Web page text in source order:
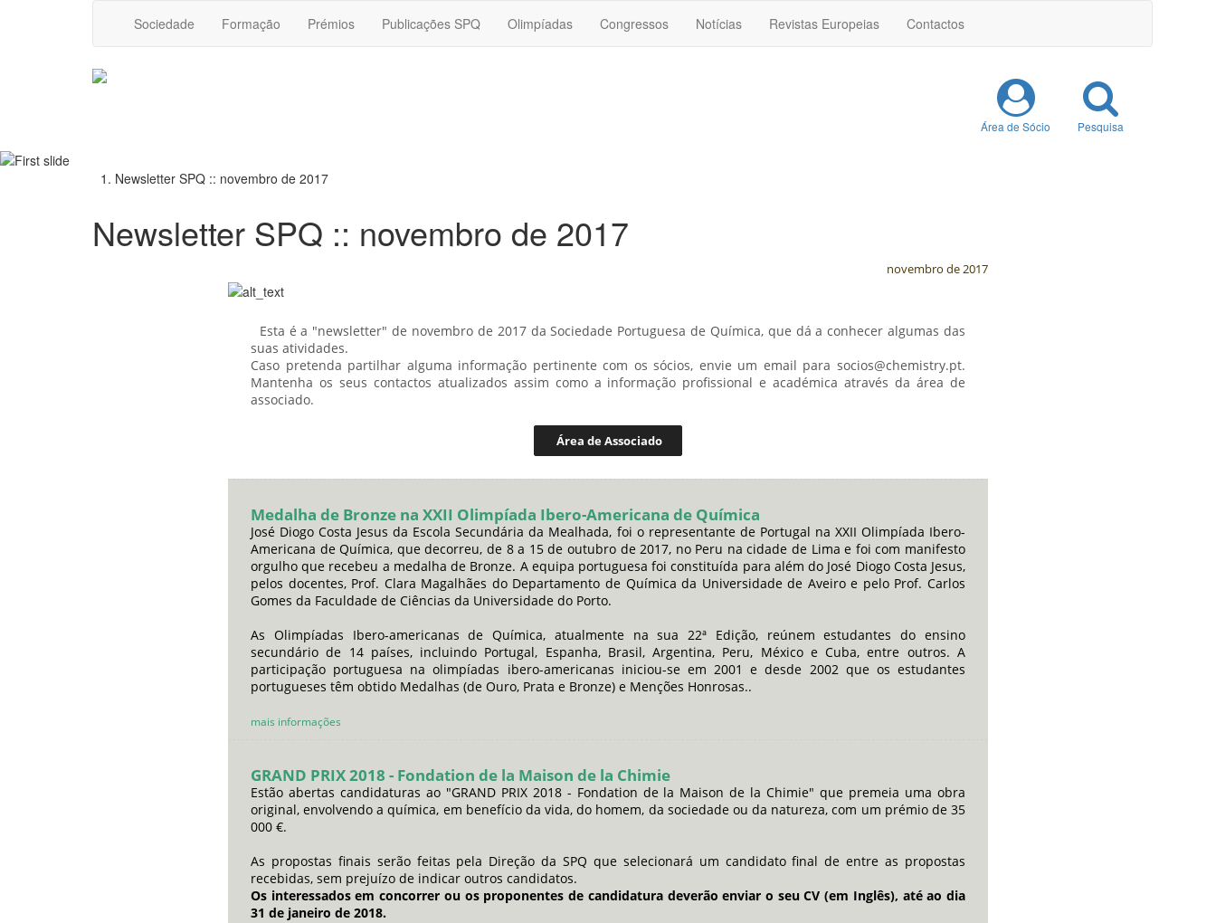
Sociedade Formação Prémios Publicações SPQ Olimpíadas Congressos Notícias Revistas Europeias Contactos
Área de Sócio Pesquisa
Newsletter SPQ :: novembro de 2017
Newsletter SPQ :: novembro de 2017
novembro de 2017
Esta é a "newsletter" de novembro de 2017 da Sociedade Portuguesa de Química, que dá a conhecer algumas das
suas atividades.
Caso pretenda partilhar alguma informação pertinente com os sócios, envie um email para socios@chemistry.pt.
Mantenha os seus contactos atualizados assim como a informação profissional e académica através da área de
associado.
Área de Associado
Medalha de Bronze na XXII Olimpíada Ibero-Americana de Química
José Diogo Costa Jesus da Escola Secundária da Mealhada, foi o representante de Portugal na XXII Olimpíada Ibero-
Americana de Química, que decorreu, de 8 a 15 de outubro de 2017, no Peru na cidade de Lima e foi com manifesto
orgulho que recebeu a medalha de Bronze. A equipa portuguesa foi constituída para além do José Diogo Costa Jesus,
pelos docentes, Prof. Clara Magalhães do Departamento de Química da Universidade de Aveiro e pelo Prof. Carlos
Gomes da Faculdade de Ciências da Universidade do Porto.
As Olimpíadas Ibero-americanas de Química, atualmente na sua 22ª Edição, reúnem estudantes do ensino
secundário de 14 países, incluindo Portugal, Espanha, Brasil, Argentina, Peru, México e Cuba, entre outros. A
participação portuguesa na olimpíadas ibero-americanas iniciou-se em 2001 e desde 2002 que os estudantes
portugueses têm obtido Medalhas (de Ouro, Prata e Bronze) e Menções Honrosas..
mais informações
GRAND PRIX 2018 - Fondation de la Maison de la Chimie
Estão abertas candidaturas ao "GRAND PRIX 2018 - Fondation de la Maison de la Chimie" que premeia uma obra
original, envolvendo a química, em benefício da vida, do homem, da sociedade ou da natureza, com um prémio de 35
000 €.
As propostas finais serão feitas pela Direção da SPQ que selecionará um candidato final de entre as propostas
recebidas, sem prejuízo de indicar outros candidatos.
Os interessados em concorrer ou os proponentes de candidatura deverão enviar o seu CV (em Inglês), até ao dia
31 de janeiro de 2018.